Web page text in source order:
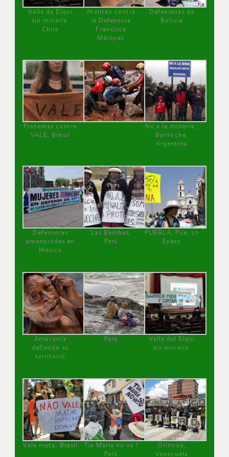
Valle de Elqui
sin minería.
Chile
Atentan contra
la Defensora
Francisca
Márquez
Defensoras de
Bolivia
Protestas contra
VALE, Brasil
No a la minería ,
Bariloche,
Argentina
Defensoras
amenazadas en
México
Las Bambas,
Perú
PUEBLA, Pue, 27
Enero
Amazonía
defiende su
territorio
Perú
Valle del Elqui
sin minería.
Vale mata, Brasil
Tía María no va !
Perú
Orinoco,
Venezuela